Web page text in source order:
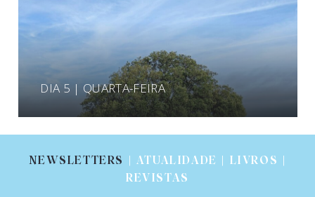
DIA 5 | QUARTA-FEIRA
NEWSLETTERS
| ATUALIDADE | LIVROS |
REVISTAS